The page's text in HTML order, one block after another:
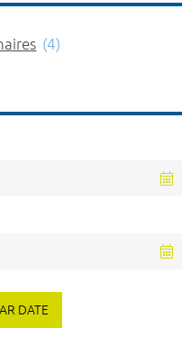
(4)
DATE